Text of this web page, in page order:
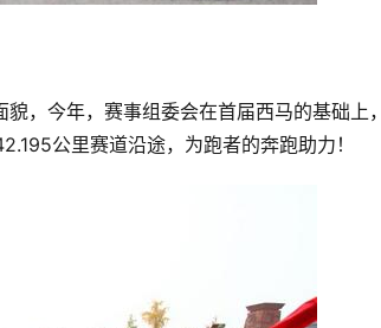
，今年，赛事组委会在首届西马的基础上
公里赛道沿途，为跑者的奔跑助力！